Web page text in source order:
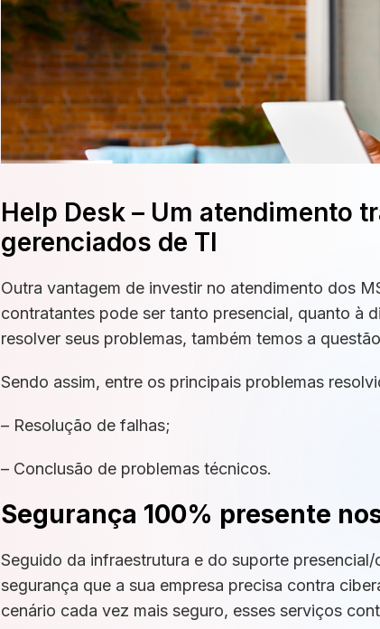
Help Desk – Um atendimento
gerenciados de TI
Outra vantagem de investir no atendimento dos
contratantes pode ser tanto presencial, quanto à
resolver seus problemas, também temos a
Sendo assim, entre os principais problemas
– Resolução de falhas;
– Conclusão de problemas técnicos.
Segurança 100% presente
Seguido da infraestrutura e do suporte
segurança que a sua empresa precisa contra
cenário cada vez mais seguro, esses serviços